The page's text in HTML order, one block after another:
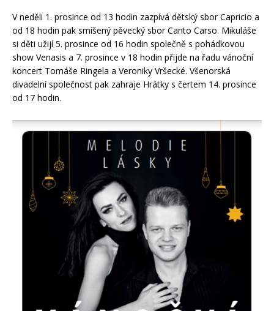
V neděli 1. prosince od 13 hodin zazpívá dětský sbor Capricio a
od 18 hodin pak smíšený pěvecký sbor Canto Carso. Mikuláše
si děti užijí 5. prosince od 16 hodin společně s pohádkovou
show Venasis a 7. prosince v 18 hodin přijde na řadu vánoční
koncert Tomáše Ringela a Veroniky Vršecké. Všenorská
divadelní společnost pak zahraje Hrátky s čertem 14. prosince
od 17 hodin.